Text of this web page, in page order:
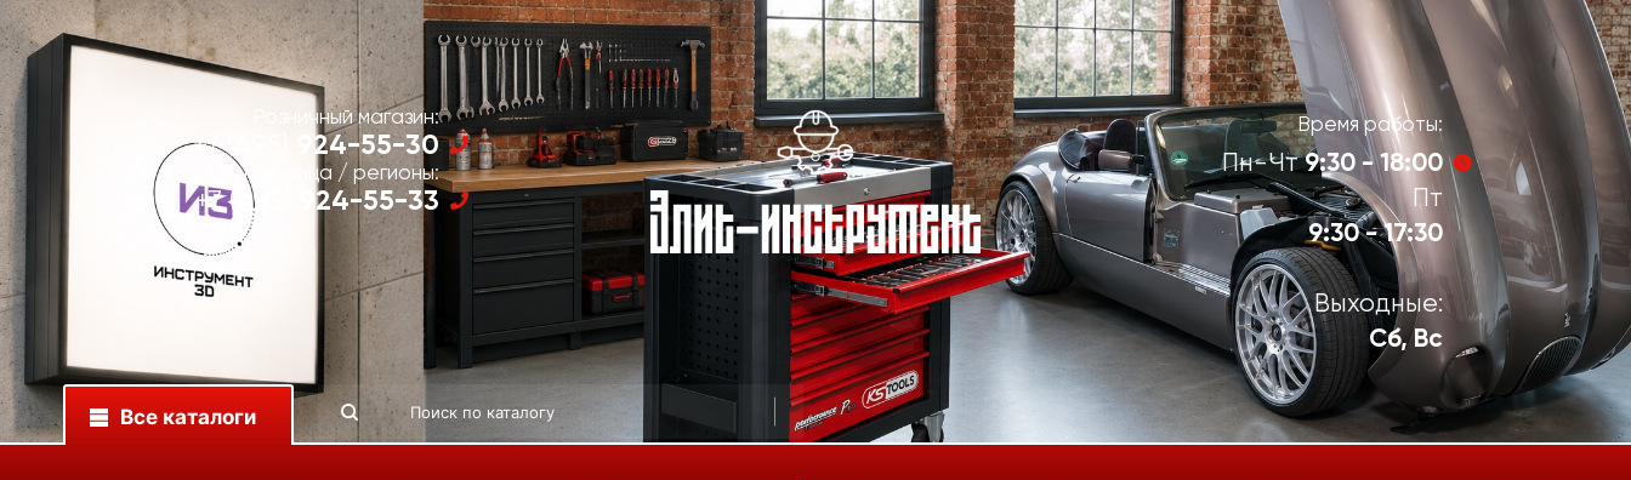
Розничный магазин:
+7 (495) 924-55-30
Юр. лица / регионы:
+7 (495) 924-55-33
Время работы:
Пн-Чт9:30 - 18:00
Пт
9:30 - 17:30
Выходные:
Сб, Вс
Все каталоги